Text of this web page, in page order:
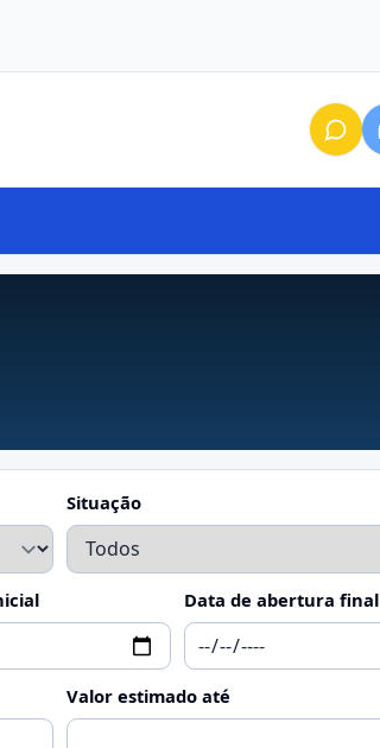
Situação
Data de abertura final
Valor estimado até